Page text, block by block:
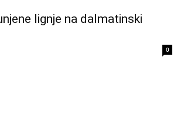
lignje na dalmatinski
0